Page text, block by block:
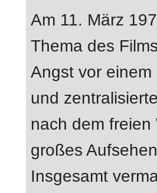
Am 11. März
Thema des
Angst vor
und
nach dem
großes
Insgesamt